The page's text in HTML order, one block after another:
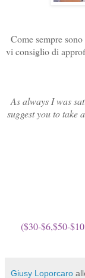
Come sempre
vi consiglio di
As always I was
suggest you to take
($30-$6,$50-
Giusy Loporcaro